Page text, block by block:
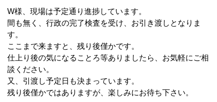
W様、現場は予定通り進捗しています。
間も無く、行政の完了検査を受け、お引き渡しとなりま
す。
ここまで来ますと、残り後僅かです。
仕上り後の気になることろ等ありましたら、お気軽にご相
談ください。
又、引渡し予定日も決まっています。
残り後僅かではありますが、楽しみにお待ち下さい。